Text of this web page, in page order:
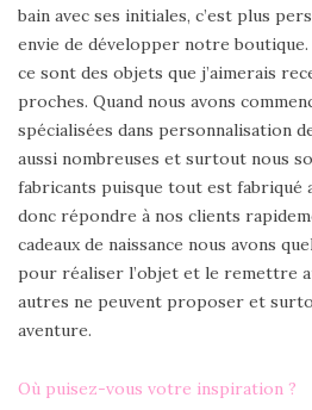
bain avec ses initiales, c’est plus
envie de développer notre
ce sont des objets que j’aimerais
proches. Quand nous avons
spécialisées dans personnalisation
aussi nombreuses et surtout nous
fabricants puisque tout est fabriqué
donc répondre à nos clients
cadeaux de naissance nous avons
pour réaliser l’objet et le remettre
autres ne peuvent proposer et
aventure.
Où puisez-vous votre inspiration ?